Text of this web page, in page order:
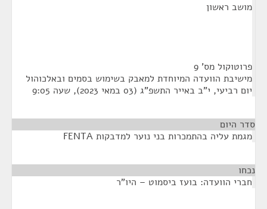
מושב ראשון
פרוטוקול מס' 9
מישיבת הוועדה המיוחדת למאבק בשימוש בסמים ובאלכוהול
יום רביעי, י"ב באייר התשפ"ג (03 במאי 2023), שעה 9:05
סדר היום
מגמת עליה בהתמכרות בני נוער למדבקות FENTA
נכחו
חברי הוועדה: בועז ביסמוט – היו"ר